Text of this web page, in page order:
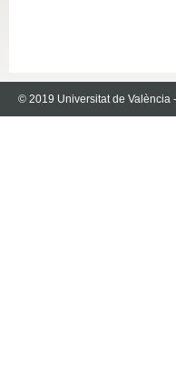
© 2019 Universitat de València